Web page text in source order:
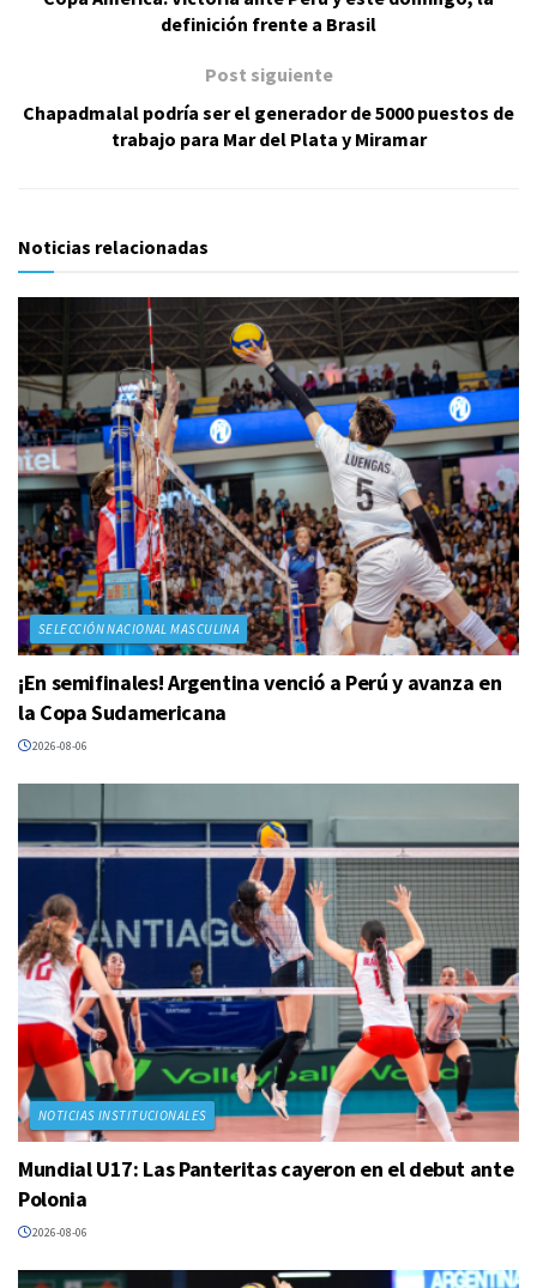
definición frente a Brasil
Post siguiente
Chapadmalal podría ser el generador de 5000 puestos de
trabajo para Mar del Plata y Miramar
Noticias relacionadas
SELECCIÓN NACIONAL MASCULINA
¡En semifinales! Argentina venció a Perú y avanza en
la Copa Sudamericana
2026-08-06
NOTICIAS INSTITUCIONALES
Mundial U17: Las Panteritas cayeron en el debut ante
Polonia
2026-08-06